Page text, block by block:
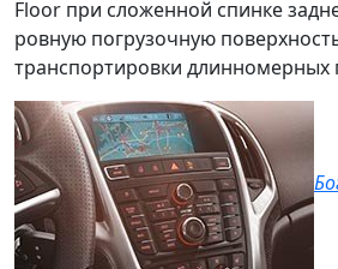
Floor при сложенной спинке
ровную погрузочную
транспортировки длинномерных